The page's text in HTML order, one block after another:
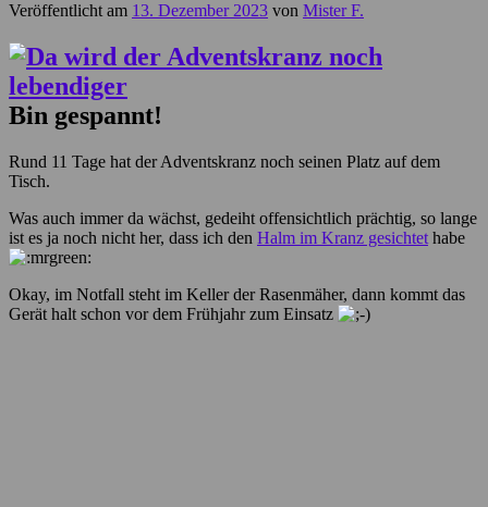
Veröffentlicht am 13. Dezember 2023 von Mister F.
Bin gespannt!
Rund 11 Tage hat der Adventskranz noch seinen Platz auf dem
Tisch.
Was auch immer da wächst, gedeiht offensichtlich prächtig, so lange
ist es ja noch nicht her, dass ich den Halm im Kranz gesichtet habe
Okay, im Notfall steht im Keller der Rasenmäher, dann kommt das
Gerät halt schon vor dem Frühjahr zum Einsatz